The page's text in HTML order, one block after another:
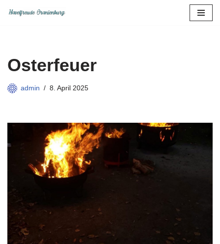
Osterfeuer
admin 8. April 2025